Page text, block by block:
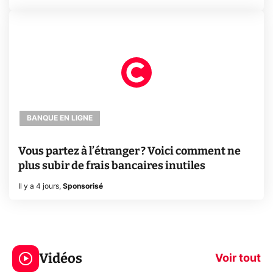
BANQUE EN LIGNE
Vous partez à l’étranger ? Voici comment ne
plus subir de frais bancaires inutiles
Il y a 4 jours, Sponsorisé
Vidéos Voir tout
319€ ? Voici L'AOC
CQ32G4ZA !
prochaine